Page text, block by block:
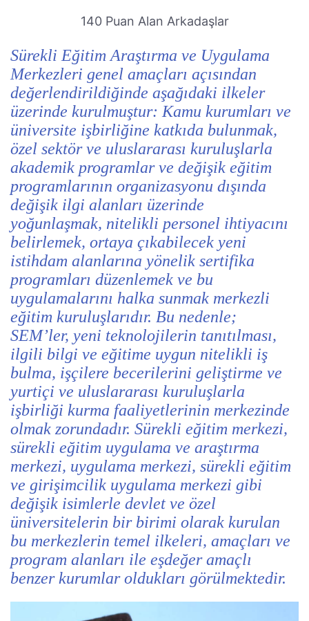
140 Puan Alan Arkadaşlar
Sürekli Eğitim Araştırma ve Uygulama
Merkezleri genel amaçları açısından
değerlendirildiğinde aşağıdaki ilkeler
üzerinde kurulmuştur: Kamu kurumları ve
üniversite işbirliğine katkıda bulunmak,
özel sektör ve uluslararası kuruluşlarla
akademik programlar ve değişik eğitim
programlarının organizasyonu dışında
değişik ilgi alanları üzerinde
yoğunlaşmak, nitelikli personel ihtiyacını
belirlemek, ortaya çıkabilecek yeni
istihdam alanlarına yönelik sertifika
programları düzenlemek ve bu
uygulamalarını halka sunmak merkezli
eğitim kuruluşlarıdır. Bu nedenle;
SEM’ler, yeni teknolojilerin tanıtılması,
ilgili bilgi ve eğitime uygun nitelikli iş
bulma, işçilere becerilerini geliştirme ve
yurtiçi ve uluslararası kuruluşlarla
işbirliği kurma faaliyetlerinin merkezinde
olmak zorundadır. Sürekli eğitim merkezi,
sürekli eğitim uygulama ve araştırma
merkezi, uygulama merkezi, sürekli eğitim
ve girişimcilik uygulama merkezi gibi
değişik isimlerle devlet ve özel
üniversitelerin bir birimi olarak kurulan
bu merkezlerin temel ilkeleri, amaçları ve
program alanları ile eşdeğer amaçlı
benzer kurumlar oldukları görülmektedir.